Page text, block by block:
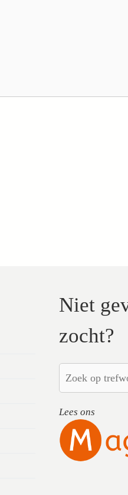
Niet
zocht?
Lees ons